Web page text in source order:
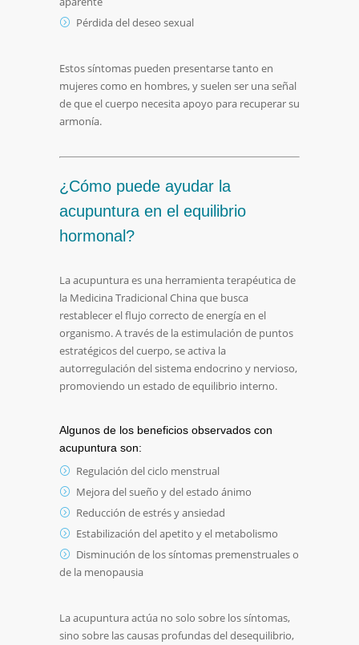
Pérdida del deseo sexual
Estos síntomas pueden presentarse tanto en
mujeres como en hombres, y suelen ser una señal
de que el cuerpo necesita apoyo para recuperar su
armonía.
¿Cómo puede ayudar la
acupuntura en el equilibrio
hormonal?
La acupuntura es una herramienta terapéutica de
la Medicina Tradicional China que busca
restablecer el flujo correcto de energía en el
organismo. A través de la estimulación de puntos
estratégicos del cuerpo, se activa la
autorregulación del sistema endocrino y nervioso,
promoviendo un estado de equilibrio interno.
Algunos de los beneficios observados con
acupuntura son:
Regulación del ciclo menstrual
Mejora del sueño y del estado ánimo
Reducción de estrés y ansiedad
Estabilización del apetito y el metabolismo
Disminución de los síntomas premenstruales o
de la menopausia
La acupuntura actúa no solo sobre los síntomas,
sino sobre las causas profundas del desequilibrio,